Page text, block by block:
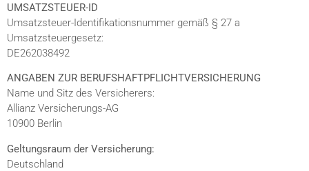
UMSATZSTEUER-ID
Umsatzsteuer-Identifikationsnummer gemäß § 27 a
Umsatzsteuergesetz:
DE262038492
ANGABEN ZUR BERUFSHAFTPFLICHTVERSICHERUNG
Name und Sitz des Versicherers:
Allianz Versicherungs-AG
10900 Berlin
Geltungsraum der Versicherung:
Deutschland